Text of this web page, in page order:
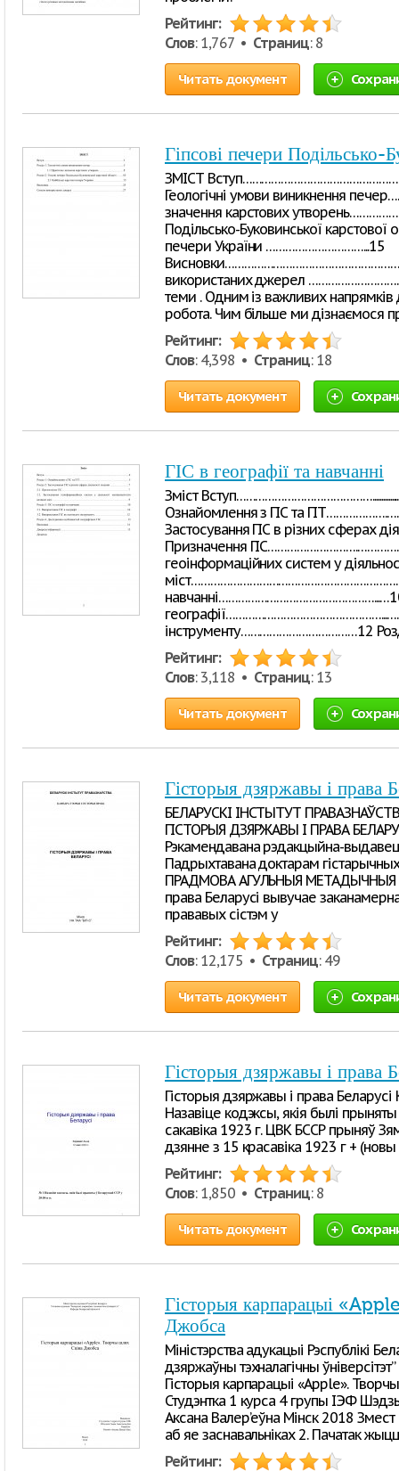
Рейтинг:
Слов: 1,767 • Страниц: 8
Читать документ
Гіпсові печери Подільсько-
ЗМІСТ
Геологічні умови виникнення
значення карстових
Подільсько-Буковинської карстової
печери України …………………………...15
використаних джерел
теми . Одним із важливих напрямків
робота. Чим більше ми дізнаємося
Рейтинг:
Слов: 4,398 • Страниц: 18
Читать документ
ГІС в географії та навчанні
Зміст
Ознайомлення з ГІС та
Застосування ГІС в різних сферах
Призначення
геоінформаційних систем у
навчанні…………………………………………...…10
інструменту………………………………12
Рейтинг:
Слов: 3,118 • Страниц: 13
Читать документ
Гісторыя дзяржавы і права
БЕЛАРУСКІ ІНСТЫТУТ
ГІСТОРЫЯ ДЗЯРЖАВЫ І ПРАВА
Рэкамендавана рэдакцыйна-
Падрыхтавана доктарам
ПРАДМОВА АГУЛЬНЫЯ МЕТАДЫЧНЫЯ
права Беларусі вывучае
прававых сістэм у
Рейтинг:
Слов: 12,175 • Страниц: 49
Читать документ
Гісторыя дзяржавы і права
Гісторыя дзяржавы і права
Назавіце кодэксы, якія былі
сакавіка 1923 г. ЦВК БССР прыняў
дзянне з 15 красавіка 1923 г +
Рейтинг:
Слов: 1,850 • Страниц: 8
Читать документ
Гісторыя карпарацыі
Джобса
Міністэрства адукацыі Рэспублікі
дзяржаўны тэхналагічны
Гісторыя карпарацыі «Apple».
Студэнтка 1 курса 4 групы ІЭФ
Аксана Валер’еўна Мінск 2018 Змест
аб яе заснавальніках 2. Пачатак
Рейтинг: